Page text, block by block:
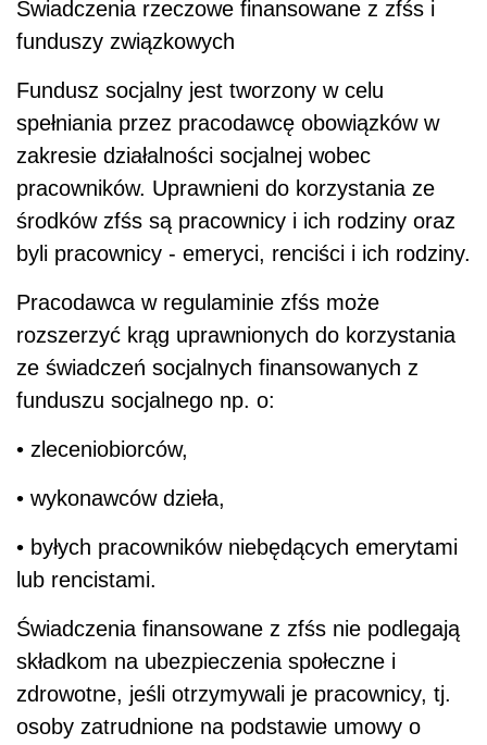
Świadczenia rzeczowe finansowane z zfśs i
funduszy związkowych
Fundusz socjalny jest tworzony w celu
spełniania przez pracodawcę obowiązków w
zakresie działalności socjalnej wobec
pracowników. Uprawnieni do korzystania ze
środków zfśs są pracownicy i ich rodziny oraz
byli pracownicy - emeryci, renciści i ich rodziny.
Pracodawca w regulaminie zfśs może
rozszerzyć krąg uprawnionych do korzystania
ze świadczeń socjalnych finansowanych z
funduszu socjalnego np. o:
• zleceniobiorców,
• wykonawców dzieła,
• byłych pracowników niebędących emerytami
lub rencistami.
Świadczenia finansowane z zfśs nie podlegają
składkom na ubezpieczenia społeczne i
zdrowotne, jeśli otrzymywali je pracownicy, tj.
osoby zatrudnione na podstawie umowy o